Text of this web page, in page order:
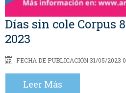
Días sin cole Corpus
2023
FECHA DE PUBLICACIÓN 31/05/2023
Leer Más